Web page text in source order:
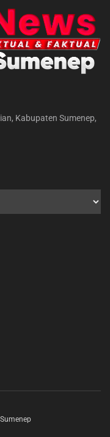
Kabupaten Sumenep,